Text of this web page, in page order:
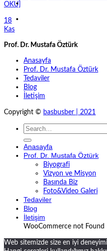
OKU]
18
Kas
Prof. Dr. Mustafa Öztürk
Anasayfa
Prof. Dr. Mustafa Öztürk
Tedaviler
Blog
İletişim
Copyright © basbusber | 2021
Anasayfa
Prof. Dr. Mustafa Öztürk
Biyografi
Vizyon ve Misyon
Basında Biz
Foto&Video Galeri
Tedaviler
Blog
İletişim
WooCommerce not Found
Web sitemizde size en iyi